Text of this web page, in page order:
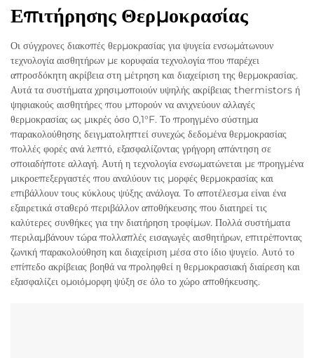
Επιτήρησης Θερμοκρασίας
Οι σύγχρονες διακοπές θερμοκρασίας για ψυγεία ενσωμάτωνουν
τεχνολογία αισθητήρων με κορυφαία τεχνολογία που παρέχει
απροσδόκητη ακρίβεια στη μέτρηση και διαχείριση της θερμοκρασίας.
Αυτά τα συστήματα χρησιμοποιούν υψηλής ακρίβειας thermistors ή
ψηφιακούς αισθητήρες που μπορούν να ανιχνεύουν αλλαγές
θερμοκρασίας ως μικρές όσο 0,1°F. Το προηγμένο σύστημα
παρακολούθησης δειγματοληπτεί συνεχώς δεδομένα θερμοκρασίας
πολλές φορές ανά λεπτό, εξασφαλίζοντας γρήγορη απάντηση σε
οποιαδήποτε αλλαγή. Αυτή η τεχνολογία ενσωματώνεται με προηγμένα
μικροεπεξεργαστές που αναλύουν τις μορφές θερμοκρασίας και
επιβάλλουν τους κύκλους ψύξης ανάλογα. Το αποτέλεσμα είναι ένα
εξαιρετικά σταθερό περιβάλλον αποθήκευσης που διατηρεί τις
καλύτερες συνθήκες για την διατήρηση τροφίμων. Πολλά συστήματα
περιλαμβάνουν τώρα πολλαπλές εισαγωγές αισθητήρων, επιτρέποντας
ζωνική παρακολούθηση και διαχείριση μέσα στο ίδιο ψυγείο. Αυτό το
επίπεδο ακρίβειας βοηθά να προληφθεί η θερμοκρασιακή διαίρεση και
εξασφαλίζει ομοιόμορφη ψύξη σε όλο το χώρο αποθήκευσης.